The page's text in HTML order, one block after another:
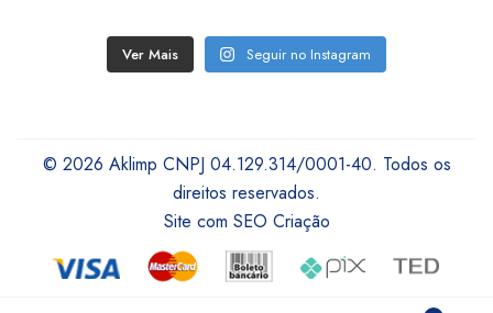
Ver Mais Seguir no Instagram
© 2026 Aklimp CNPJ 04.129.314/0001-40. Todos os
direitos reservados.
Site com SEO Criação